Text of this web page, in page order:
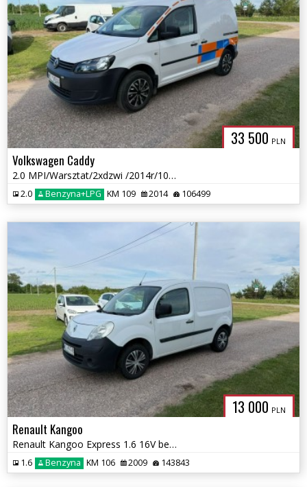
33 500 PLN
Volkswagen Caddy
2.0 MPI/Warsztat/2xdzwi /2014r/106 tys przebieg Nowa Instalacja LPG
2.0 Benzyna+LPG KM 109 2014 106499
13 000 PLN
Renault Kangoo
Renault Kangoo Express 1.6 16V benzyna/ Klimatyzacja/2009r
1.6 Benzyna KM 106 2009 143843